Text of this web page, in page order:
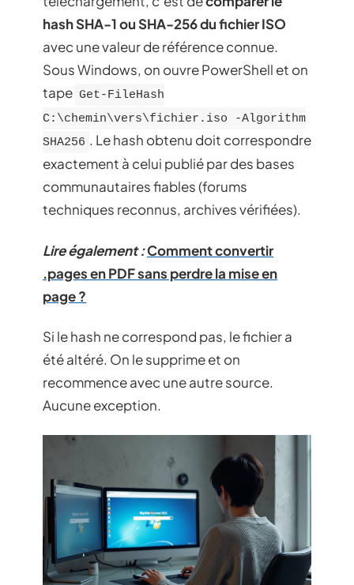
hash SHA-1 ou SHA-256 du fichier ISO
avec une valeur de référence connue.
Sous Windows, on ouvre PowerShell et on
tape Get-FileHash
C:\chemin\vers\fichier.iso -Algorithm
SHA256 . Le hash obtenu doit correspondre
exactement à celui publié par des bases
communautaires fiables (forums
techniques reconnus, archives vérifiées).
Lire également :Comment convertir
.pages en PDF sans perdre la mise en
page ?
Si le hash ne correspond pas, le fichier a
été altéré. On le supprime et on
recommence avec une autre source.
Aucune exception.